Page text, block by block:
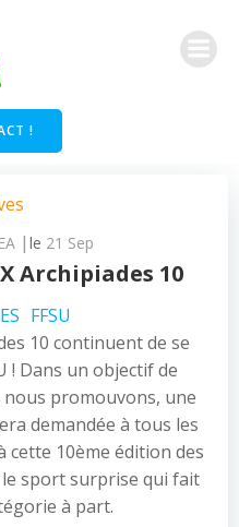
!
| le 21 Sep
X Archipiades 10
FFSU
10 continuent de se
! Dans un objectif de
promouvons, une
demandée à tous les
10ème édition des
sport surprise qui fait
à part.